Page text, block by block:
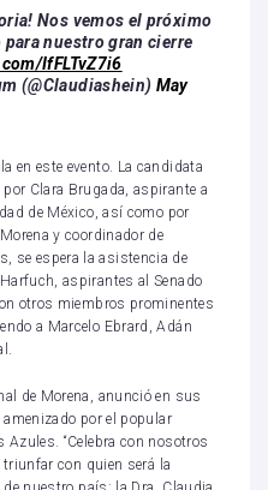
Nos vemos el próximo
para nuestro gran cierre
IfFLTvZ7i6
(@Claudiashein) May
en este evento. La candidata
Clara Brugada, aspirante a
de México, así como por
y coordinador de
se espera la asistencia de
aspirantes al Senado
otros miembros prominentes
a Marcelo Ebrard, Adán
de Morena, anunció en sus
amenizado por el popular
Azules. “Celebra con nosotros
triunfar con quien será la